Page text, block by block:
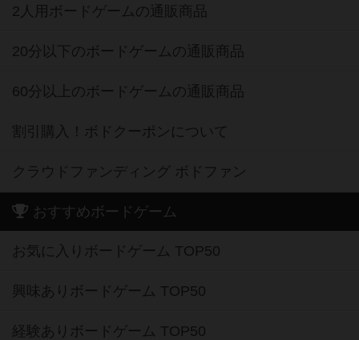
2人用ボードゲームの通販商品
20分以下のボードゲームの通販商品
60分以上のボードゲームの通販商品
割引購入！ボドクーポンについて
クラウドファンディング ボドファン
おすすめボードゲーム
お気に入りボードゲーム TOP50
興味ありボードゲーム TOP50
経験ありボードゲーム TOP50